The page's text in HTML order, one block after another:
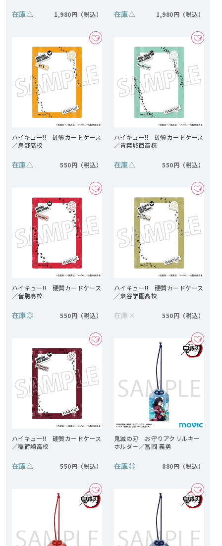
在庫△ 1,980円 在庫△ 1,980円
ハイキュー!! 硬質カードケース
／烏野高校
在庫△ 550円
ハイキュー!! 硬質カードケース
／青葉城西高校
在庫△ 550円
ハイキュー!! 硬質カードケース
／音駒高校
在庫◎ 550円
ハイキュー!! 硬質カードケース
／梟谷学園高校
在庫 × 550円
ハイキュー!! 硬質カードケース
／稲荷崎高校
在庫△ 550円
鬼滅の刃 お守りアクリルキー
ホルダー／冨岡 義勇
在庫◎ 880円